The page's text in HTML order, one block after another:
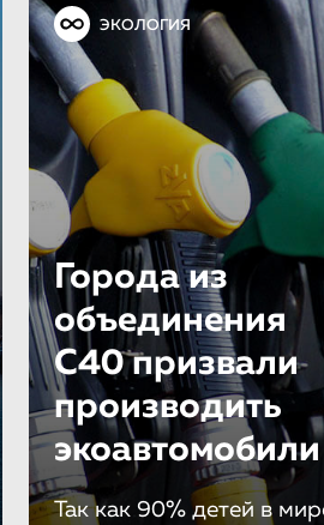
ЭКОЛОГИЯ
Города из
объединения
C40 призвали
производить
экоавтомобили
Так как 90% детей в